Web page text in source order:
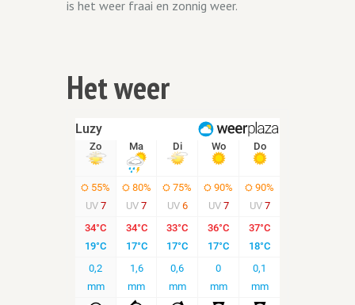
is het weer fraai en zonnig weer.
Het weer